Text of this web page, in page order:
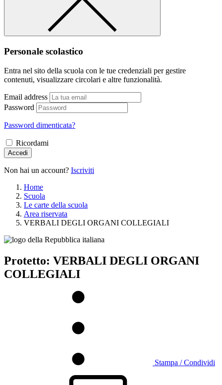
Personale scolastico
Entra nel sito della scuola con le tue credenziali per gestire
contenuti, visualizzare circolari e altre funzionalità.
Email address
Password
Password dimenticata?
Ricordami
Accedi
Non hai un account? Iscriviti
Home
Scuola
Le carte della scuola
Area riservata
VERBALI DEGLI ORGANI COLLEGIALI
Protetto: VERBALI DEGLI ORGANI
COLLEGIALI
Stampa / Condividi